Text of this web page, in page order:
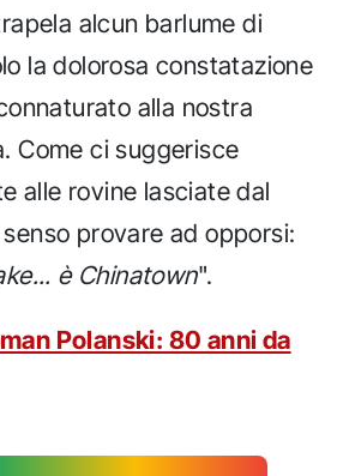
alcun barlume di
la dolorosa constatazione
alla nostra
Come ci suggerisce
alle rovine lasciate dal
provare ad opporsi:
è Chinatown".
Polanski: 80 anni da